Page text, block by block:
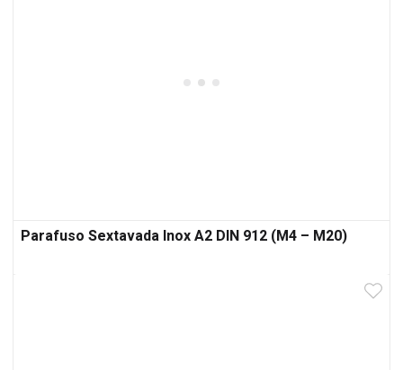
Parafuso Sextavada Inox A2 DIN 912 (M4 – M20)